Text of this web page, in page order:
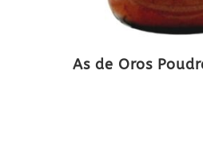
As de Oros